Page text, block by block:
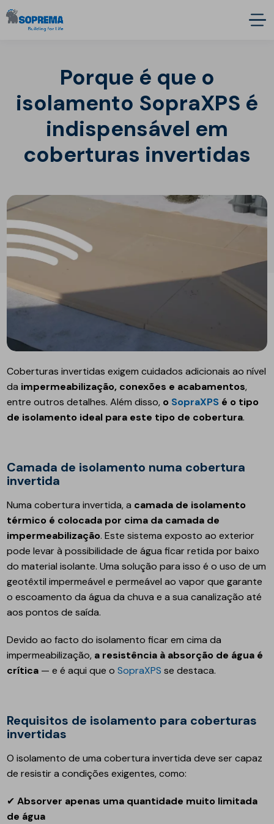
Porque é que o
isolamento SopraXPS é
indispensável em
coberturas invertidas
Coberturas invertidas exigem cuidados adicionais ao nível
da impermeabilização, conexões e acabamentos,
entre outros detalhes. Além disso, o SopraXPS é o tipo
de isolamento ideal para este tipo de cobertura.
Camada de isolamento numa cobertura
invertida
Numa cobertura invertida, a camada de isolamento
térmico é colocada por cima da camada de
impermeabilização. Este sistema exposto ao exterior
pode levar à possibilidade de água ficar retida por baixo
do material isolante. Uma solução para isso é o uso de um
geotêxtil impermeável e permeável ao vapor que garante
o escoamento da água da chuva e a sua canalização até
aos pontos de saída.
Devido ao facto do isolamento ficar em cima da
impermeabilização, a resistência à absorção de água é
crítica — e é aqui que oSopraXPS se destaca.
Requisitos de isolamento para coberturas
invertidas
O isolamento de uma cobertura invertida deve ser capaz
de resistir a condições exigentes, como:
✔Absorver apenas uma quantidade muito limitada
de água